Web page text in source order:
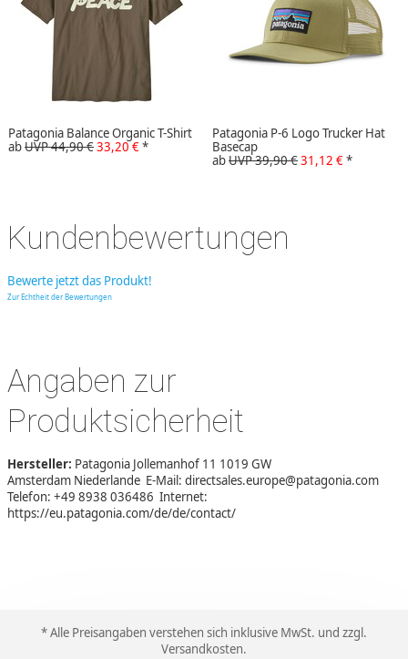
Patagonia Balance Organic T-Shirt
abUVP 44,90 €33,20 €*
Patagonia P-6 Logo Trucker Hat
Basecap
abUVP 39,90 €31,12 €*
Kundenbewertungen
Bewerte jetzt das Produkt!
Zur Echtheit der Bewertungen
Angaben zur
Produktsicherheit
Hersteller: Patagonia Jollemanhof 11 1019 GW
Amsterdam Niederlande E-Mail: directsales.europe@patagonia.com
Telefon: +49 8938 036486 Internet:
https://eu.patagonia.com/de/de/contact/
* Alle Preisangaben verstehen sich inklusive MwSt. und zzgl.
Versandkosten.